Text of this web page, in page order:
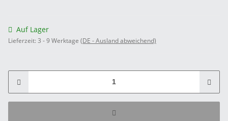
Auf Lager
Lieferzeit: 3 - 9 Werktage (DE - Ausland abweichend)